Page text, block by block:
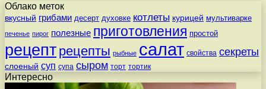
Облако меток
вкусный грибами десерт духовке котлеты курицей мультиварке
печенье пирог полезные приготовления простой
рецепт рецепты рыбные салат свойства секреты
слоеный суп супа сыром торт тортик
Интересно